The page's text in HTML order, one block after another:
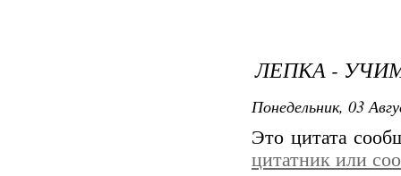
ЛЕПКА -
Понедельник, 03
Это цитата
цитатник или